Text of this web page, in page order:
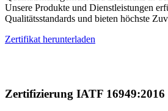
Unsere Produkte und Dienstleistungen
Qualitätsstandards und bieten höchste
Zertifikat herunterladen
Zertifizierung IATF 16949:2016